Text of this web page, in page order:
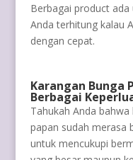
Berbagai product
Anda terhitung kalau
dengan cepat.
Karangan Bunga
Berbagai
Tahukah Anda
papan sudah merasa
untuk mencukupi